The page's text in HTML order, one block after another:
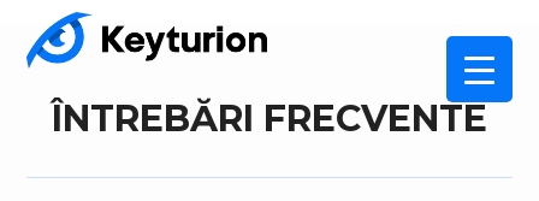
ÎNTREBĂRI FRECVENTE